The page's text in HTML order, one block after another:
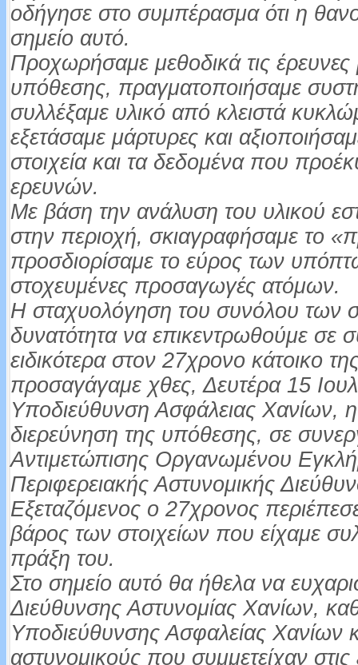
οδήγησε στο συμπέρασμα ότι η
σημείο αυτό.
Προχωρήσαμε μεθοδικά τις έρευνες
υπόθεσης, πραγματοποιήσαμε
συλλέξαμε υλικό από κλειστά
εξετάσαμε μάρτυρες και
στοιχεία και τα δεδομένα που
ερευνών.
Με βάση την ανάλυση του υλικού
στην περιοχή, σκιαγραφήσαμε το
προσδιορίσαμε το εύρος των
στοχευμένες προσαγωγές ατόμων.
Η σταχυολόγηση του συνόλου των
δυνατότητα να επικεντρωθούμε σε
ειδικότερα στον 27χρονο κάτοικο
προσαγάγαμε χθες, Δευτέρα 15
Υποδιεύθυνση Ασφάλειας Χανίων, η
διερεύνηση της υπόθεσης, σε
Αντιμετώπισης Οργανωμένου
Περιφερειακής Αστυνομικής
Εξεταζόμενος ο 27χρονος
βάρος των στοιχείων που είχαμε
πράξη του.
Στο σημείο αυτό θα ήθελα να
Διεύθυνσης Αστυνομίας Χανίων,
Υποδιεύθυνσης Ασφαλείας Χανίων
αστυνομικούς που συμμετείχαν στις